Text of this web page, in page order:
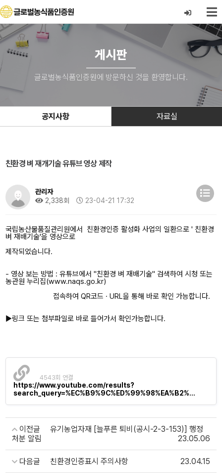
게시판
글로벌농식품인증원에 방문하신 것을 환영합니다.
공지사항 자료실
친환경 벼 재개기술 유튜브 영상 제작
관리자
2,338회
23-04-21 17:32
국립농산물품질관리원에서 친환경인증 활성화 사업의 일환으로 ' 친환경
벼 재배기술'을 영상으로
제작되었습니다.
- 영상 보는 방법 : 유튜브에서 "친환경 벼 재배기술" 검색하여 시청 또는
농관원 누리집(www.naqs.go.kr)
접속하여 QR코드 · URL을 통해 바로 확인 가능합니다.
▶링크 또는 첨부파일로 바로 들어가서 확인가능합니다.
https://www.youtube.com/results?
search_query=%EC%B9%9C%ED%99%98%EA%B2%…
4543회 연결
이전글
유기농업자재 [늘푸른 퇴비(공시-2-3-153)] 행정
처분 알림
23.05.06
다음글 친환경인증표시 주의사항 23.04.15